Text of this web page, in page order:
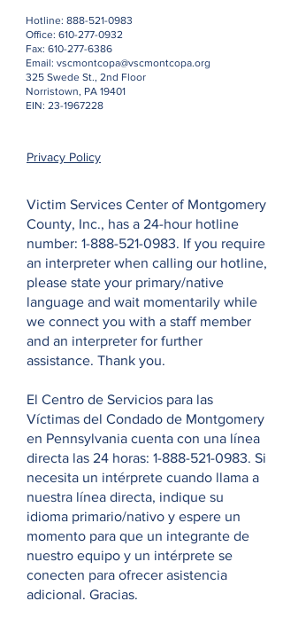
Hotline: 888-521-0983
Office: 610-277-0932
Fax: 610-277-6386
Email: vscmontcopa@vscmontcopa.org
325 Swede St., 2nd Floor
Norristown, PA 19401
EIN: 23-1967228
Privacy Policy
Victim Services Center of Montgomery
County, Inc., has a 24-hour hotline
number: 1-888-521-0983. If you require
an interpreter when calling our hotline,
please state your primary/native
language and wait momentarily while
we connect you with a staff member
and an interpreter for further
assistance. Thank you.
El Centro de Servicios para las
Víctimas del Condado de Montgomery
en Pennsylvania cuenta con una línea
directa las 24 horas: 1-888-521-0983. Si
necesita un intérprete cuando llama a
nuestra línea directa, indique su
idioma primario/nativo y espere un
momento para que un integrante de
nuestro equipo y un intérprete se
conecten para ofrecer asistencia
adicional. Gracias.